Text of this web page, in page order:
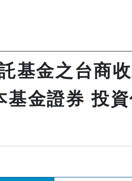
基金之台商
金證券 投